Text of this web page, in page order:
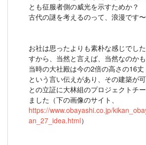
とも征服者側の威光を示すためか？
古代の謎を考えるのって、浪漫です〜
お社は思ったよりも素朴な感じでし
すから、当然と言えば、当然なのかも
当時の大社殿は今の2倍の高さの16
という言い伝えがあり、その建築が
との立証に大林組のプロジェクトチ
ました（下の画像のサイト、
https://www.obayashi.co.jp/
an_27_idea.html）